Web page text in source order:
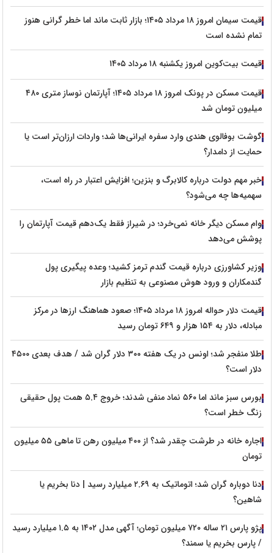
قیمت سیمان امروز ۱۸ مرداد ۱۴۰۵؛ بازار ثابت ماند اما خطر گرانی هنوز
تمام نشده است
قیمت بیت‌کوین امروز یکشنبه ۱۸ مرداد ۱۴۰۵
قیمت مسکن در پونک امروز ۱۸ مرداد ۱۴۰۵؛ آپارتمان نوساز متری ۴۸۰
میلیون تومان شد
گوشت بوفالوی هندی وارد سفره ایرانی‌ها شد؛ واردات ارزان‌تر است یا
حمایت از دامدار؟
خبر مهم دولت درباره کالابرگ و بنزین؛ افزایش اعتبار در راه است،
سهمیه‌ها چه می‌شود؟
وام مسکن دیگر خانه نمی‌خرد؛ در شیراز فقط یک‌دهم قیمت آپارتمان را
پوشش می‌دهد
وزیر کشاورزی درباره قیمت گندم ترمز کشید؛ وعده پیگیری پول
گندمکاران و ورود هوش مصنوعی به تنظیم بازار
قیمت دلار حواله امروز ۱۸ مرداد ۱۴۰۵؛ صعود هماهنگ ارزها در مرکز
مبادله، دلار به ۱۵۴ هزار و ۶۴۹ تومان رسید
طلا منفجر شد؛ اونس در یک هفته ۳۰۰ دلار گران شد / هدف بعدی ۴۵۰۰
دلار است؟
بورس سبز ماند اما ۵۶۰ نماد منفی شدند؛ خروج ۵.۴ همت پول حقیقی
زنگ خطر است؟
اجاره خانه در طرشت چقدر شد؟ از ۴۰۰ میلیون رهن تا ماهی ۵۵ میلیون
تومان
دنا دوباره گران شد؛ اتوماتیک به ۲.۶۹ میلیارد رسید | دنا بخریم یا
شاهین؟
پژو پارس ۲۱ ساله ۷۲۰ میلیون تومان؛ آگهی مدل ۱۴۰۲ به ۱.۵ میلیارد رسید
/ پارس بخریم یا سمند؟